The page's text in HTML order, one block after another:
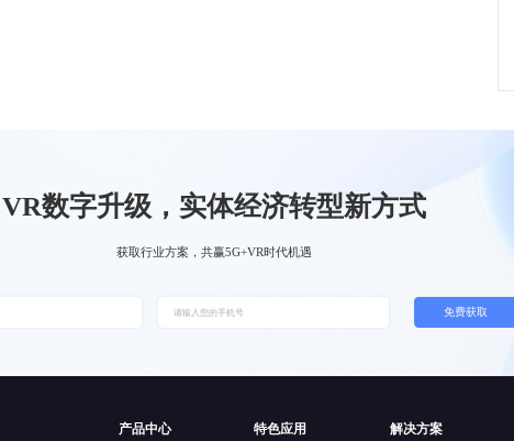
VR数字升级，实体经济转型新方式
获取行业方案，共赢5G+VR时代机遇
免费获取
产品中心 特色应用 解决方案